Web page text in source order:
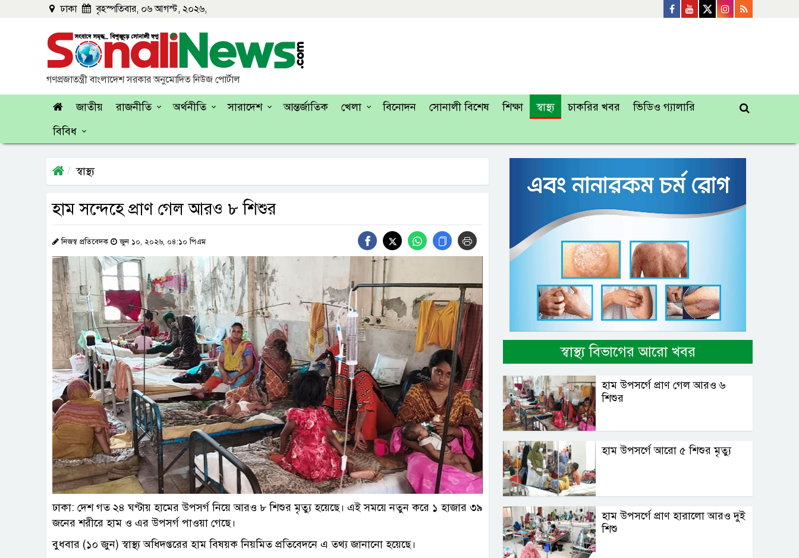
ঢাকা বৃহস্পতিবার, ০৬ আগস্ট, ২০২৬,
গণপ্রজাতন্ত্রী বাংলাদেশ সরকার অনুমোদিত নিউজ পোর্টাল
জাতীয় রাজনীতি অর্থনীতি সারাদেশ আন্তর্জাতিক খেলা বিনোদন সোনালী বিশেষ শিক্ষা স্বাস্থ্য চাকরির খবর
ভিডিও গ্যালারি
বিবিধ
স্বাস্থ্য
হাম সন্দেহে প্রাণ গেল আরও ৮ শিশুর
নিজস্ব প্রতিবেদক জুন ১০, ২০২৬, ০৪:১০ পিএম
ফাইল ছবি
ঢাকা: দেশ গত ২৪ ঘণ্টায় হামের উপসর্গ নিয়ে আরও ৮ শিশুর মৃত্যু হয়েছে। এই সময়ে নতুন করে ১ হাজার ৩৯
জনের শরীরে হাম ও এর উপসর্গ পাওয়া গেছে।
বুধবার (১০ জুন) স্বাস্থ্য অধিদপ্তরের হাম বিষয়ক নিয়মিত প্রতিবেদনে এ তথ্য জানানো হয়েছে।
স্বাস্থ্য বিভাগের আরো খবর
হাম উপসর্গে প্রাণ গেল আরও ৬
শিশুর
হাম উপসর্গে আরো ৫ শিশুর মৃত্যু
হাম উপসর্গে প্রাণ হারালো আরও দুই
শিশু